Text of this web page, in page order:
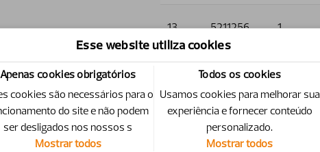
13 5211256 1
5006001 4
15 5011553 4
Esse website utiliza cookies
Apenas cookies obrigatórios
cookies são necessários para o
do site e não podem
ser desligados nos nossos s
Mostrar todos
Todos os cookies
Usamos cookies para melhorar sua
experiência e fornecer conteúdo
personalizado.
Mostrar todos